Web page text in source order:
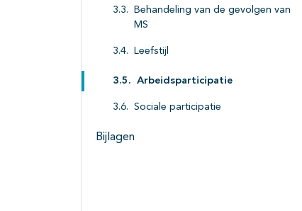
Behandeling van de gevolgen van
MS
Leefstijl
Arbeidsparticipatie
Sociale participatie
Bijlagen